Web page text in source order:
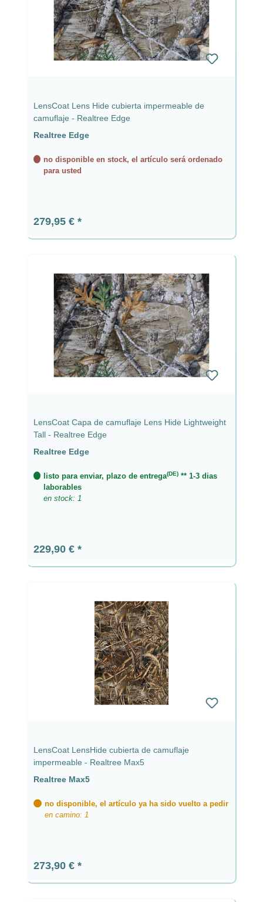
LensCoat Lens Hide cubierta impermeable de
camuflaje - Realtree Edge
Realtree Edge
no disponible en stock, el artículo será ordenado
para usted
Precio normal:
279,95 €
LensCoat Capa de camuflaje Lens Hide Lightweight
Tall - Realtree Edge
Realtree Edge
listo para enviar, plazo de entrega(DE) ** 1-3 dias
laborables
en stock: 1
Precio normal:
229,90 €
LensCoat LensHide cubierta de camuflaje
impermeable - Realtree Max5
Realtree Max5
no disponible, el artículo ya ha sido vuelto a pedir
en camino: 1
Precio normal:
273,90 €